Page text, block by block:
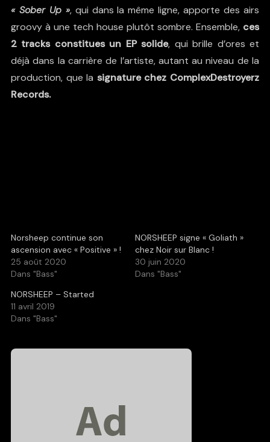
« Sober Up », qui dans la même ligne, apporte des airs
groovy à une tech house plutôt sombre. Ensemble, ces
2 tracks constitues un EP solide, qui brille d’ores et
déjà dans la carrière de l’artiste, autant au niveau de la
production, que la signature chez ComplexDestroyerz
Records.
Norsheep continue son
ascension avec « Positive » !
25 août 2020
Dans "Bass"
NORSHEEP signe « Goliath »
chez Noir sur Blanc !
30 juin 2020
Dans "Bass"
NORSHEEP – Started
11 avril 2019
Dans "Bass"